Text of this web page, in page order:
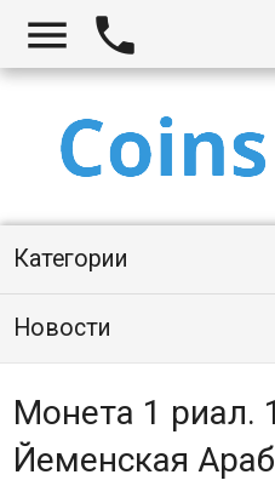
 
Категории
Новости
Монета 1 риал.
Йеменская